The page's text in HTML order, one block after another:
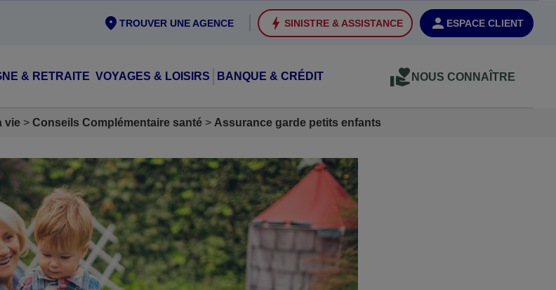
ESPACE CLIENT
SINISTRE & ASSISTANCE
TROUVER UNE AGENCE
& RETRAITE VOYAGES & LOISIRS BANQUE & CRÉDIT NOUS CONNAÎTRE
vie Conseils Complémentaire santé Assurance garde petits enfants